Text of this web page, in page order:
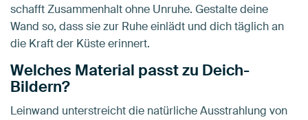
schafft Zusammenhalt ohne Unruhe. Gestalte deine
Wand so, dass sie zur Ruhe einlädt und dich täglich an
die Kraft der Küste erinnert.
Welches Material passt zu Deich-
Bildern?
Leinwand unterstreicht die natürliche Ausstrahlung von